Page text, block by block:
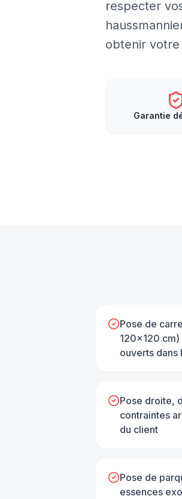
respecter
obtenir votre
Garantie
Pose de
120×120
ouverts dans
Pose droite,
contraintes
du client
Pose de
essences